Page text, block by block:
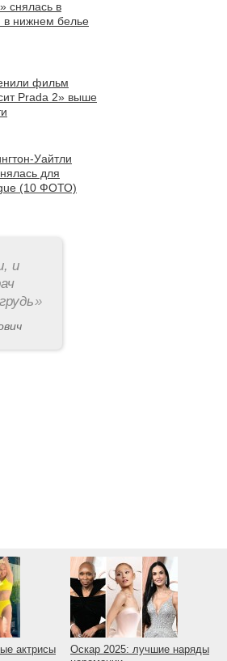
снялась в
в нижнем белье
фильм
Prada 2» выше
Уайтли
для
(10 ФОТО)
и
»
актрисы
Оскар 2025: лучшие наряды